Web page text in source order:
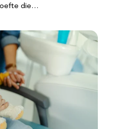
die…